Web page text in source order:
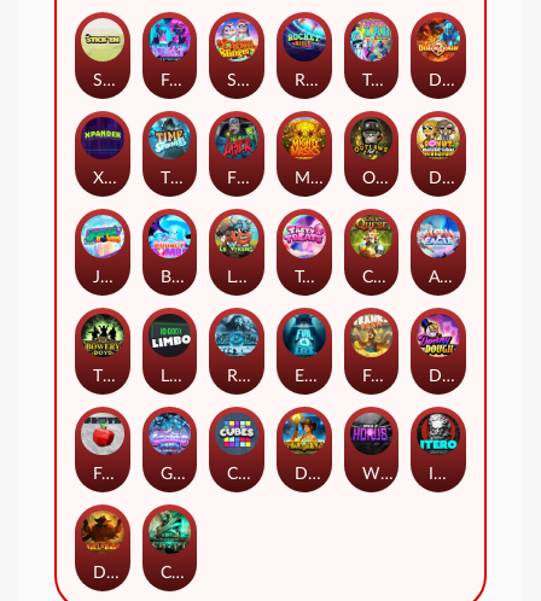
Stick'em Feel The Beat Snow Slingers Rocket Reels Twisted Lab Dragon’s Domain
Xpander Time Spinners Fire My Laser Mighty Masks Outlasw Inc Donut Division
Joker Bombs BOUNCY BOMBS Le Viking Tasty Treats Cash Quest Alpha Eagle
The Bowery Boys Limbo Rise of Ymir Evil Eyes Frank's Farm DONNY DOUGH
Frutz Gronk's Gems Cubes Dawn of Kings Wings of Horus ITERO
Duel at Dawn Cursed Crypt